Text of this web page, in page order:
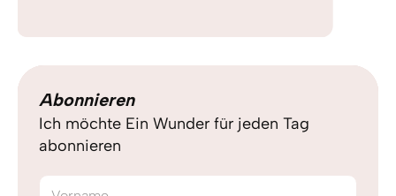
Abonnieren
Ich möchte Ein Wunder für jeden Tag
abonnieren